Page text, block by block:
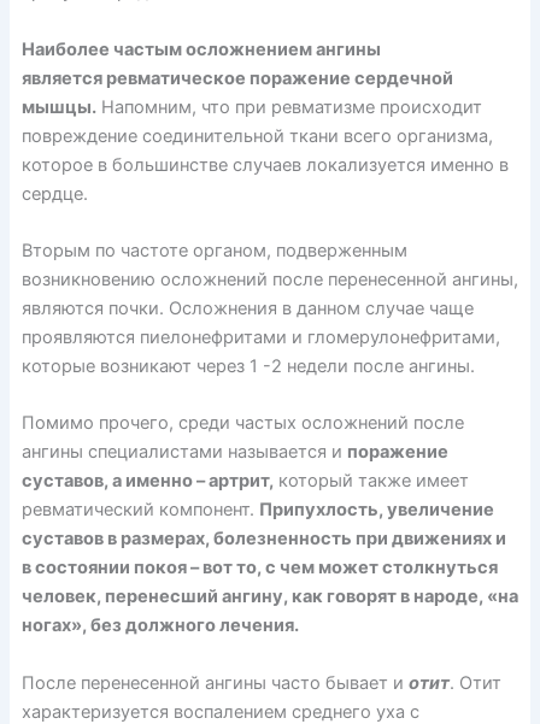
Наиболее частым осложнением ангины
является ревматическое поражение сердечной
мышцы.Напомним, что при ревматизме происходит
повреждение соединительной ткани всего организма,
которое в большинстве случаев локализуется именно в
сердце.
Вторым по частоте органом, подверженным
возникновению осложнений после перенесенной ангины,
являются почки. Осложнения в данном случае чаще
проявляются пиелонефритами и гломерулонефритами,
которые возникают через 1 -2 недели после ангины.
Помимо прочего, среди частых осложнений после
ангины специалистами называется и поражение
суставов, а именно – артрит, который также имеет
ревматический компонент. Припухлость, увеличение
суставов в размерах, болезненность при движениях и
в состоянии покоя – вот то, с чем может столкнуться
человек, перенесший ангину, как говорят в народе, «на
ногах», без должного лечения.
После перенесенной ангины часто бывает и отит. Отит
характеризуется воспалением среднего уха с